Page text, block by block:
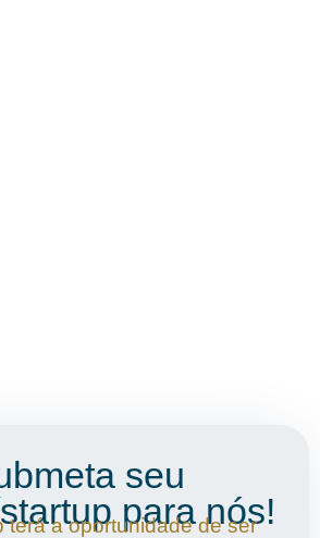
seu
para nós!
terá a oportunidade de ser